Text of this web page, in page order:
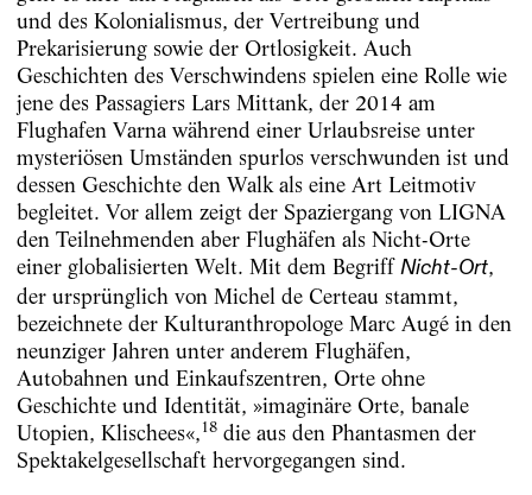
und des Kolonialismus, der Vertreibung und
Prekarisierung sowie der Ortlosigkeit. Auch
Geschichten des Verschwindens spielen eine Rolle wie
jene des Passagiers Lars Mittank, der 2014 am
Flughafen Varna während einer Urlaubsreise unter
mysteriösen Umständen spurlos verschwunden ist und
dessen Geschichte den Walk als eine Art Leitmotiv
begleitet. Vor allem zeigt der Spaziergang von LIGNA
den Teilnehmenden aber Flughäfen als Nicht-Orte
einer globalisierten Welt. Mit dem Begriff Nicht-Ort,
der ursprünglich von Michel de Certeau stammt,
bezeichnete der Kulturanthropologe Marc Augé in den
neunziger Jahren unter anderem Flughäfen,
Autobahnen und Einkaufszentren, Orte ohne
Geschichte und Identität, »imaginäre Orte, banale
Utopien, Klischees«,18die aus den Phantasmen der
Spektakelgesellschaft hervorgegangen sind.